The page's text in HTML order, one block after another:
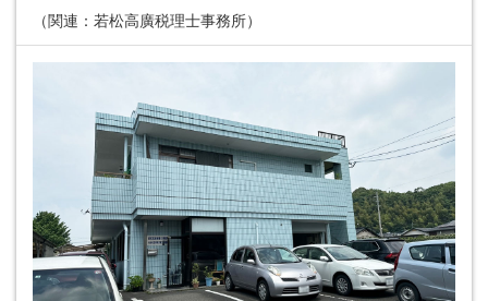
（関連：若松高廣税理士事務所）